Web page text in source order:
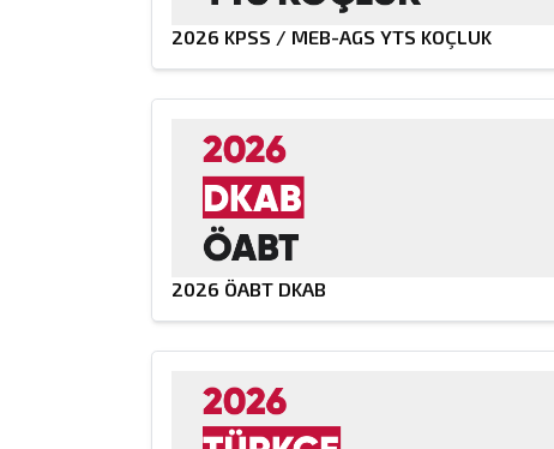
2026 KPSS / MEB-AGS YTS KOÇLUK
2026 ÖABT DKAB